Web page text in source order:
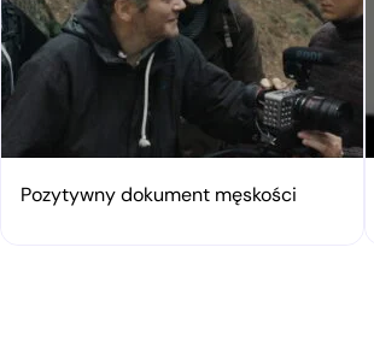
Pozytywny dokument męskości